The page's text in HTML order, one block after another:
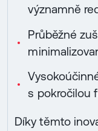
významně
Průběžné
s pokročilou
Díky těmto